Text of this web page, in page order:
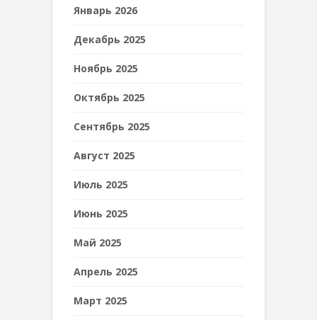
Январь 2026
Декабрь 2025
Ноябрь 2025
Октябрь 2025
Сентябрь 2025
Август 2025
Июль 2025
Июнь 2025
Май 2025
Апрель 2025
Март 2025